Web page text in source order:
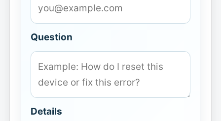
Question
Details